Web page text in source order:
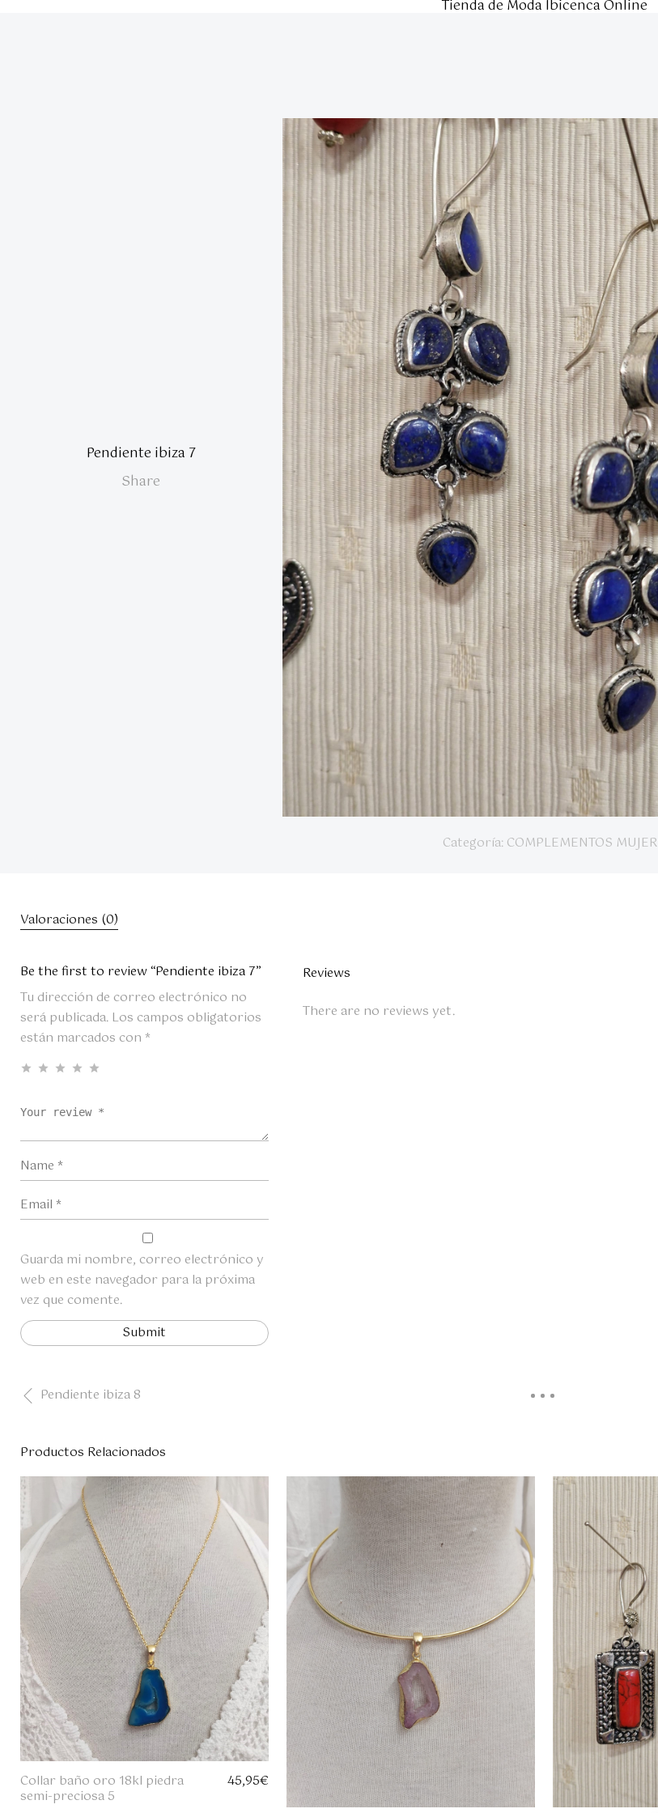
Tienda de Moda Ibicenca Online
Pendiente ibiza 7
Share
Categoría: COMPLEMENTOS MUJER
Valoraciones (0)
Be the first to review “Pendiente ibiza 7”
Tu dirección de correo electrónico no
será publicada. Los campos obligatorios
están marcados con *
Guarda mi nombre, correo electrónico y
web en este navegador para la próxima
vez que comente.
Reviews
There are no reviews yet.
Pendiente ibiza 8
Productos Relacionados
Collar baño oro 18kl piedra
semi-preciosa 5
45,95€